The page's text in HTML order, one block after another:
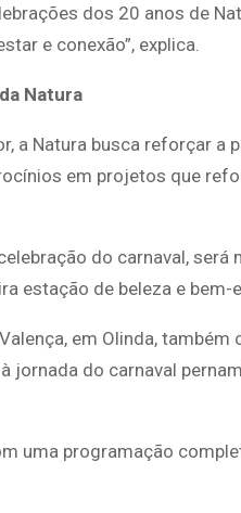
dos 20 anos de
e conexão”, explica.
Natura
a Natura busca reforçar a
em projetos que
do carnaval, será
estação de beleza e
em Olinda,
jornada do carnaval
uma programação